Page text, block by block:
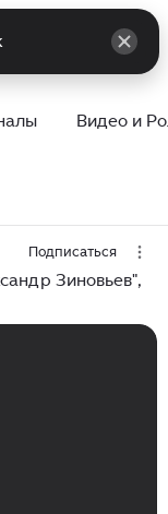
Видео и
Подписаться
Зиновьев",